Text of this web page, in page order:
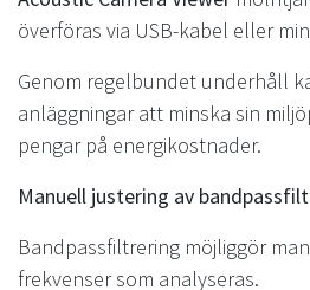
överföras via USB-kabel eller
Genom regelbundet underhåll
anläggningar att minska sin
pengar på energikostnader.
Manuell justering av
Bandpassfiltrering möjliggör
frekvenser som analyseras.